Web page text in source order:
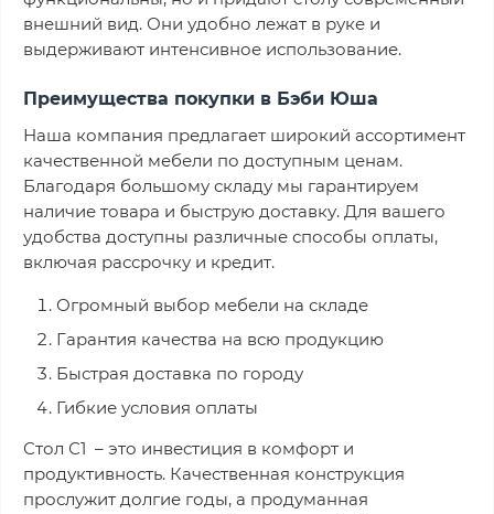
внешний вид. Они удобно лежат в руке и
выдерживают интенсивное использование.
Преимущества покупки в Бэби Юша
Наша компания предлагает широкий ассортимент
качественной мебели по доступным ценам.
Благодаря большому складу мы гарантируем
наличие товара и быструю доставку. Для вашего
удобства доступны различные способы оплаты,
включая рассрочку и кредит.
Огромный выбор мебели на складе
Гарантия качества на всю продукцию
Быстрая доставка по городу
Гибкие условия оплаты
Стол С1 – это инвестиция в комфорт и
продуктивность. Качественная конструкция
прослужит долгие годы, а продуманная